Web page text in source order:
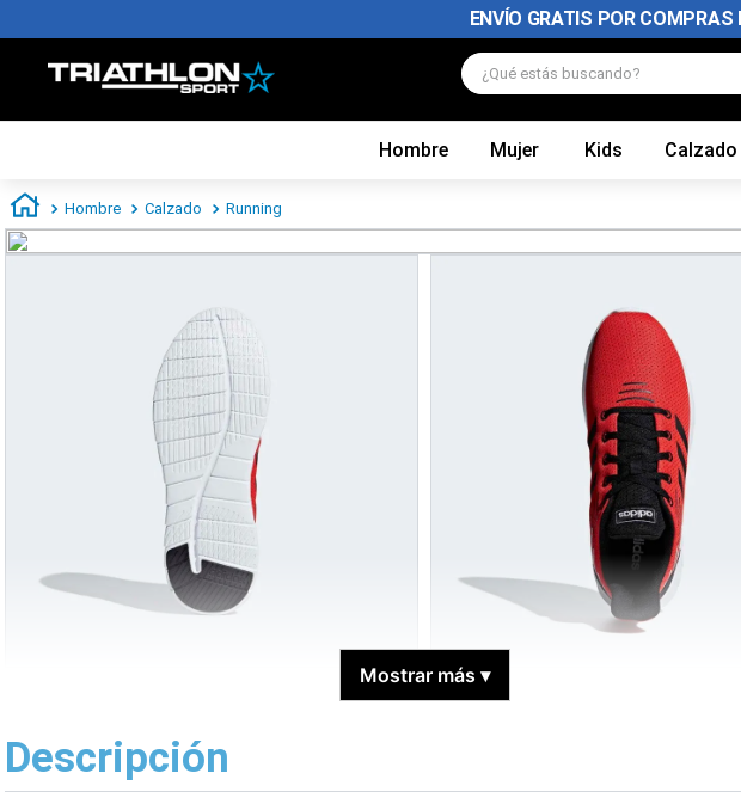
ENVÍO GRATIS POR
¿Qué estás buscando?
Hombre Mujer Kids Calzado
Hombre Calzado Running
Mostrar más ▾
Descripción
TÉRMINOS MÁS BUSCADOS
2.
zapatillas nike
4.
5.
6.
zapatillas nike hombre
7.
8.